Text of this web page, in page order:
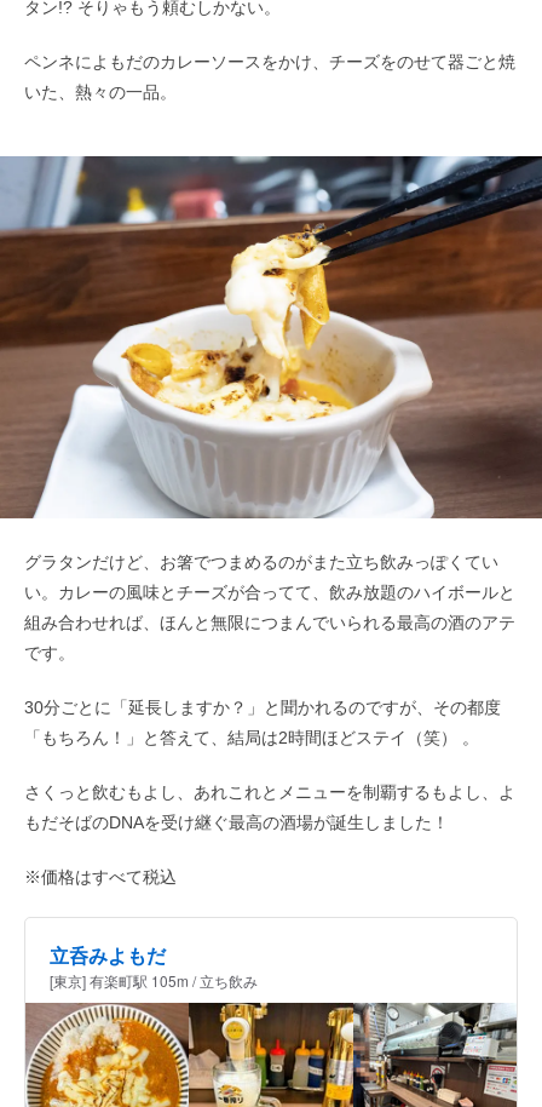
タン!? そりゃもう頼むしかない。
ペンネによもだのカレーソースをかけ、チーズをのせて器ごと焼
いた、熱々の一品。
グラタンだけど、お箸でつまめるのがまた立ち飲みっぽくてい
い。カレーの風味とチーズが合ってて、飲み放題のハイボールと
組み合わせれば、ほんと無限につまんでいられる最高の酒のアテ
です。
30分ごとに「延長しますか？」と聞かれるのですが、その都度
「もちろん！」と答えて、結局は2時間ほどステイ（笑） 。
さくっと飲むもよし、あれこれとメニューを制覇するもよし、よ
もだそばのDNAを受け継ぐ最高の酒場が誕生しました！
※価格はすべて税込
立呑みよもだ
[東京] 有楽町駅 105m / 立ち飲み